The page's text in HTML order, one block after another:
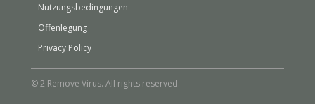
Nutzungsbedingungen
Offenlegung
Privacy Policy
© 2 Remove Virus. All rights reserved.